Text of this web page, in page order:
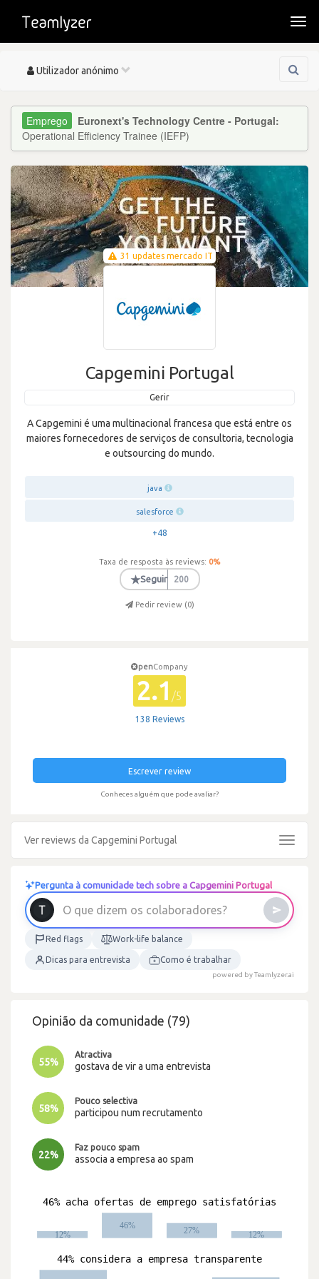
Toggle
Utilizador anónimo
Euronext's Technology Centre - Portugal:
Operational Efficiency Trainee (IEFP)
31 updates mercado IT
Capgemini Portugal
Gerir
A Capgemini é uma multinacional francesa que está entre os
maiores fornecedores de serviços de consultoria, tecnologia
e outsourcing do mundo.
java
salesforce
+48
Taxa de resposta às reviews: 0%
★Seguir 200
Pedir review (0)
penCompany
2.1 /5
138 Reviews
Escrever review
Conheces alguém que pode avaliar?
Ver reviews da Capgemini Portugal
Toggle
Pergunta à comunidade tech sobre a Capgemini Portugal
O que d izem os colaborad ores?
Red flags Work-life balance
Dicas para entrevista Como é trabalhar
powered by Teamlyzer.ai
Opinião da comunidade (79)
55%
Atractiva
gostava de vir a uma entrevista
58%
Pouco selectiva
participou num recrutamento
22%
Faz pouco spam
associa a empresa ao spam